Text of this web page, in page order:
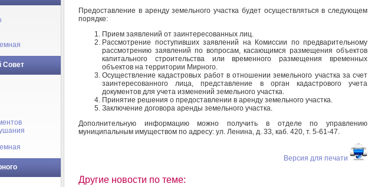
Совет
Предоставление в аренду земельного участка будет осуществляться в следующем
порядке:
Прием заявлений от заинтересованных лиц.
Рассмотрение поступивших заявлений на Комиссии по предварительному
рассмотрению заявлений по вопросам, касающимся размещения объектов
капитального строительства или временного размещения временных
объектов на территории Мирного.
Осуществление кадастровых работ в отношении земельного участка за счет
заинтересованного лица, представление в орган кадастрового учета
документов для учета изменений земельного участка.
Принятие решения о предоставлении в аренду земельного участка.
Заключение договора аренды земельного участка.
Дополнительную информацию можно получить в отделе по управлению
муниципальным имуществом по адресу: ул. Ленина, д. 33, каб. 420, т. 5-61-47.
Версия для печати
Другие новости по теме: